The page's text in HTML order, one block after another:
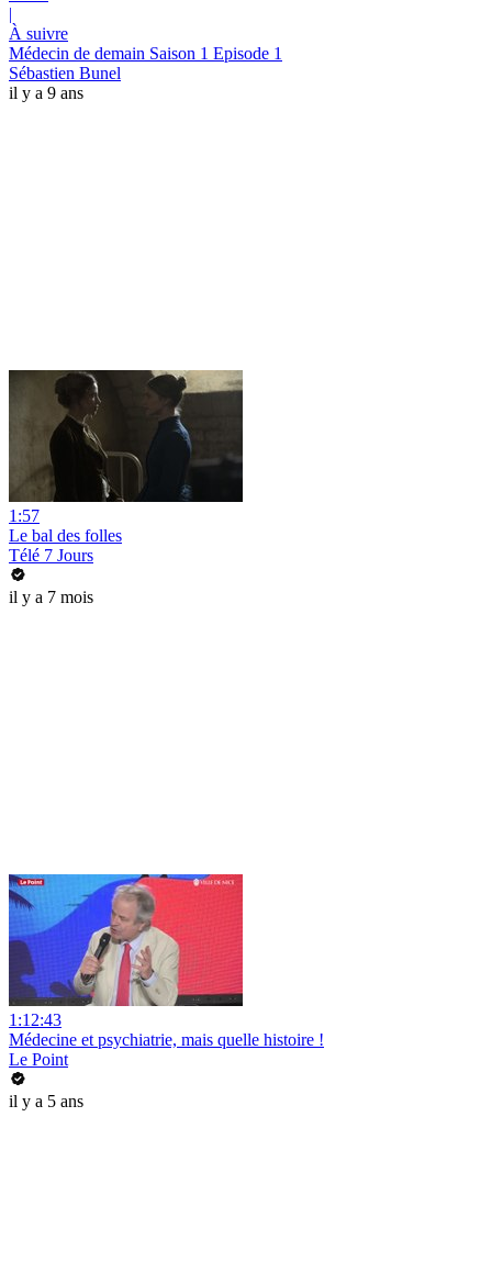
|
À suivre
Médecin de demain Saison 1 Episode 1
Sébastien Bunel
il y a 9 ans
1:57
Le bal des folles
Télé 7 Jours
il y a 7 mois
1:12:43
Médecine et psychiatrie, mais quelle histoire !
Le Point
il y a 5 ans